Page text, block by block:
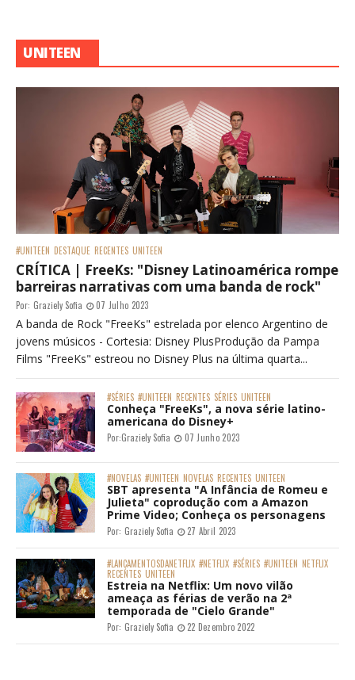
UNITEEN
#UNITEEN DESTAQUE RECENTES UNITEEN
CRÍTICA | FreeKs: "Disney Latinoamérica rompe
barreiras narrativas com uma banda de rock"
Por: Graziely Sofia 07 Julho 2023
A banda de Rock "FreeKs" estrelada por elenco Argentino de
jovens músicos - Cortesia: Disney PlusProdução da Pampa
Films "FreeKs" estreou no Disney Plus na última quarta...
#SÉRIES #UNITEEN RECENTES SÉRIES UNITEEN
Conheça "FreeKs", a nova série latino-
americana do Disney+
Por:Graziely Sofia 07 Junho 2023
#NOVELAS #UNITEEN NOVELAS RECENTES UNITEEN
SBT apresenta "A Infância de Romeu e
Julieta" coprodução com a Amazon
Prime Video; Conheça os personagens
Por: Graziely Sofia 27 Abril 2023
#LANÇAMENTOSDANETFLIX #NETFLIX #SÉRIES #UNITEEN NETFLIX
RECENTES UNITEEN
Estreia na Netflix: Um novo vilão
ameaça as férias de verão na 2ª
temporada de "Cielo Grande"
Por: Graziely Sofia 22 Dezembro 2022